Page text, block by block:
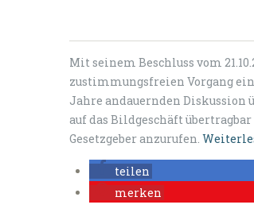
Mit seinem Beschluss vom
zustimmungsfreien Vorgang
Jahre andauernden Diskussion
auf das Bildgeschäft
Gesetzgeber anzurufen.
teilen
merken